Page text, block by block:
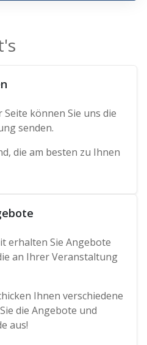
können Sie uns die
senden.
die am besten zu Ihnen
erhalten Sie Angebote
an Ihrer Veranstaltung
Ihnen verschiedene
die Angebote und
aus!